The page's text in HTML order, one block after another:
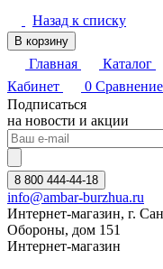
Назад к списку
В корзину
Главная Каталог
Кабинет
0 Сравнение
Подписаться
на новости и акции
8 800 444-44-18
info@ambar-burzhua.ru
Интернет-магазин, г.
Обороны, дом 151
Интернет-магазин